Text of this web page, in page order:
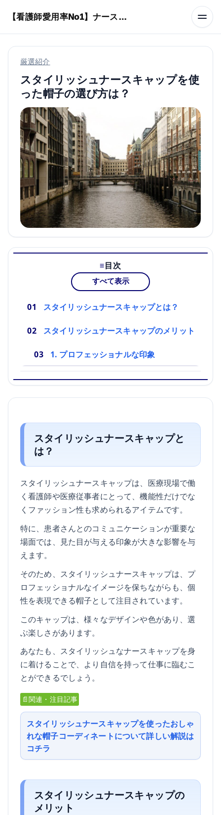
【看護師愛用率No1】ナースリーで人気の商品はコレ
厳選紹介
スタイリッシュナースキャップを使
った帽子の選び方は？
目次
すべて表示
スタイリッシュナースキャップとは？
スタイリッシュナースキャップのメリット
1. プロフェッショナルな印象
スタイリッシュナースキャップと
は？
スタイリッシュナースキャップは、医療現場で働
く看護師や医療従事者にとって、機能性だけでな
くファッション性も求められるアイテムです。
特に、患者さんとのコミュニケーションが重要な
場面では、見た目が与える印象が大きな影響を与
えます。
そのため、スタイリッシュナースキャップは、プ
ロフェッショナルなイメージを保ちながらも、個
性を表現できる帽子として注目されています。
このキャップは、様々なデザインや色があり、選
ぶ楽しさがあります。
あなたも、スタイリッシュなナースキャップを身
に着けることで、より自信を持って仕事に臨むこ
とができるでしょう。
📄関連・注目記事
スタイリッシュナースキャップを使ったおしゃ
れな帽子コーディネートについて詳しい解説は
コチラ
スタイリッシュナースキャップの
メリット